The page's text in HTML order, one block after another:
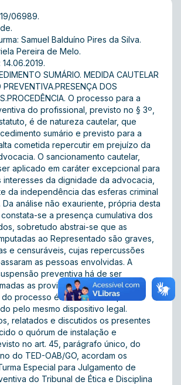
06989.
Samuel Balduíno Pires da Silva.
Pereira de Melo.
SUMÁRIO. MEDIDA CAUTELAR
DOS
O processo para a
do profissional, previsto no § 3º,
é de natureza cautelar, que
sumário e previsto para a
cometida repercutir em prejuízo da
O sancionamento cautelar,
aplicado em caráter excepcional para
interesses da dignidade da advocacia,
da independência das esferas criminal
Da análise não exauriente, própria desta
se a presença cumulativa dos
sobretudo abstrai-se que as
ao Representado são graves,
e censuráveis, cujas repercussões
as pessoas envolvidas. A
preventiva há de ser
as providências para o regular
processo ético dentro do prazo
pelo mesmo dispositivo legal.
relatados e discutidos os presentes
o quórum de instalação e
no art. 45, parágrafo único, do
do TED-OAB/GO, acordam os
Especial para Julgamento de
do Tribunal de Ética e Disciplina